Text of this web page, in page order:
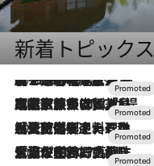
新着トピック
2026.8.7
【トンボの足水浴】ヒノキの香りに包まれて涼感マックス！約13℃の湧水かけ流しを避暑地「星野温泉 トンボの湯」で体験
2026.7.31
【ホテル帰省】という選択肢をOMOが提案。家族とほどよい距離を保つには「昼は実家、夜は気兼ねなくホテルで！」
2026.7.24
【夏限定ディナーコース】旬を迎える稚鮎や花ズッキーニなどをイタリア・トスカーナの郷土料理の手法で満喫！
2026.7.17
「土佐和ハーブかき氷」がOMO7高知に登場！生姜、山椒、大葉など目にも舌にも涼を呼ぶ郷土の味